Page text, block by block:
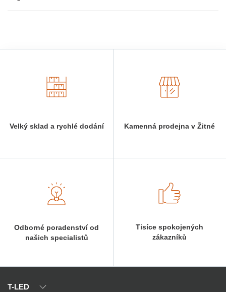
Velký sklad a rychlé dodání Kamenná prodejna v Žitné
Odborné poradenství od
našich specialistů
Tisíce spokojených
zákazníků
T-LED